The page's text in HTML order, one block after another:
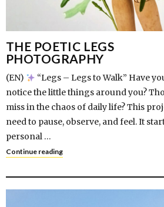
THE POETIC LEGS
PHOTOGRAPHY
(EN)
“Legs – Legs to Walk” Have
notice the little things around you?
miss in the chaos of daily life? This
need to pause, observe, and feel. It
personal …
Continue reading